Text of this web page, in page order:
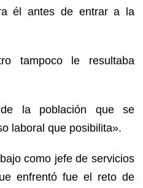
él antes de entrar a la
tampoco le resultaba
la población que se
laboral que posibilita».
como jefe de servicios
enfrentó fue el reto de